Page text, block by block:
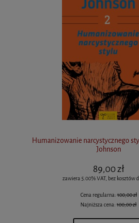
Humanizowanie narcystycznego
Johnson
89,00 zł
zawiera 5.00% VAT, bez kosztów
Cena regularna:100,00 zł
Najniższa cena: 100,00 zł